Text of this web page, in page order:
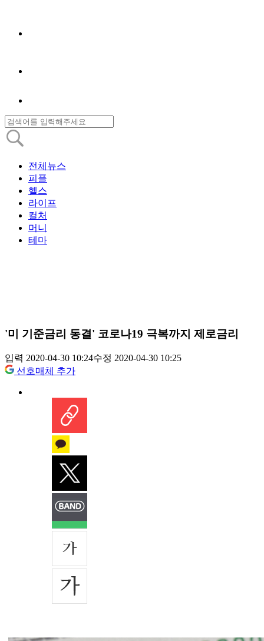
전체뉴스
피플
헬스
라이프
컬처
머니
테마
'미 기준금리 동결' 코로나19 극복까지 제로금리
입력 2020-04-30 10:24수정 2020-04-30 10:25
선호매체 추가